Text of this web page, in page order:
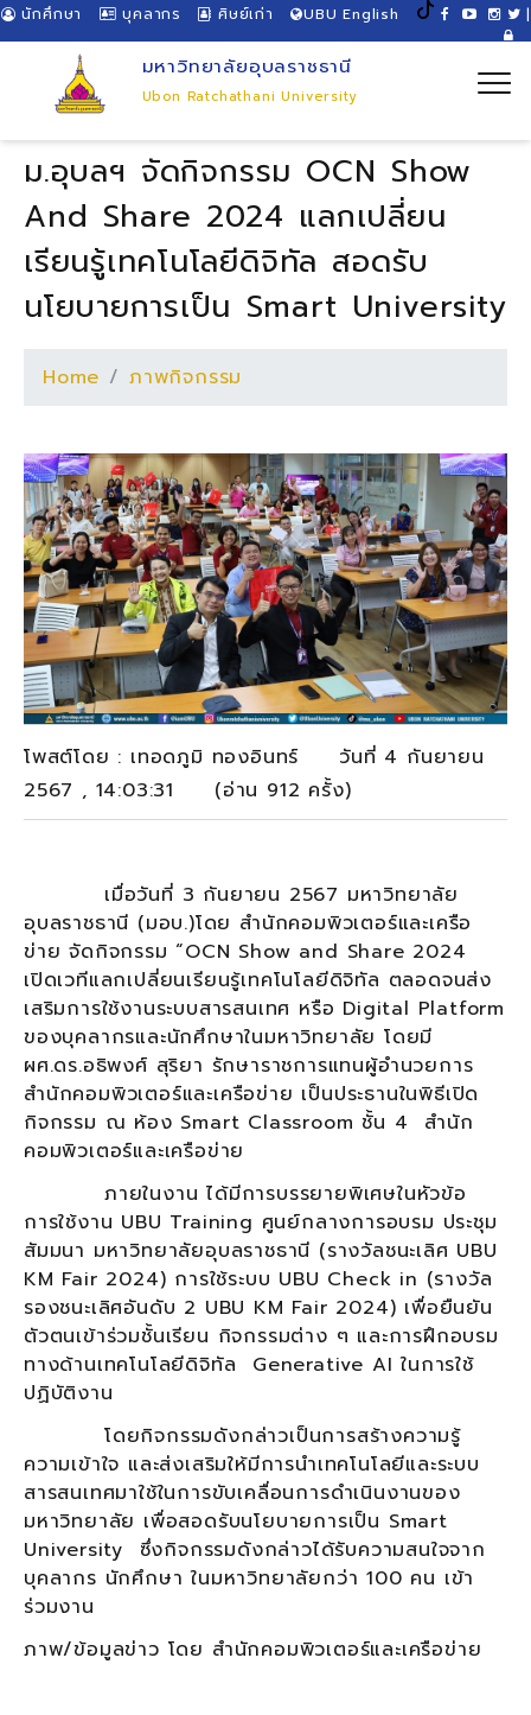
นักศึกษา บุคลากร ศิษย์เก่า UBU English |
มหาวิทยาลัยอุบลราชธานี
Ubon Ratchathani University
ม.อุบลฯ จัดกิจกรรม OCN Show
And Share 2024 แลกเปลี่ยน
เรียนรู้เทคโนโลยีดิจิทัล สอดรับ
นโยบายการเป็น Smart University
Home ภาพกิจกรรม
โพสต์โดย : เทอดภูมิ ทองอินทร์ วันที่ 4 กันยายน
2567 , 14:03:31 (อ่าน 912 ครั้ง)
เมื่อวันที่ 3 กันยายน 2567 มหาวิทยาลัย
อุบลราชธานี (มอบ.)โดย สำนักคอมพิวเตอร์และเครือ
ข่าย จัดกิจกรรม “OCN Show and Share 2024
เปิดเวทีแลกเปลี่ยนเรียนรู้เทคโนโลยีดิจิทัล ตลอดจนส่ง
เสริมการใช้งานระบบสารสนเทศ หรือ Digital Platform
ของบุคลากรและนักศึกษาในมหาวิทยาลัย โดยมี
ผศ.ดร.อธิพงศ์ สุริยา รักษาราชการแทนผู้อำนวยการ
สำนักคอมพิวเตอร์และเครือข่าย เป็นประธานในพิธีเปิด
กิจกรรม ณ ห้อง Smart Classroom ชั้น 4 สำนัก
คอมพิวเตอร์และเครือข่าย
ภายในงาน ได้มีการบรรยายพิเศษในหัวข้อ
การใช้งาน UBU Training ศูนย์กลางการอบรม ประชุม
สัมมนา มหาวิทยาลัยอุบลราชธานี (รางวัลชนะเลิศ UBU
KM Fair 2024) การใช้ระบบ UBU Check in (รางวัล
รองชนะเลิศอันดับ 2 UBU KM Fair 2024) เพื่อยืนยัน
ตัวตนเข้าร่วมชั้นเรียน กิจกรรมต่าง ๆ และการฝึกอบรม
ทางด้านเทคโนโลยีดิจิทัล Generative AI ในการใช้
ปฏิบัติงาน
โดยกิจกรรมดังกล่าวเป็นการสร้างความรู้
ความเข้าใจ และส่งเสริมให้มีการนำเทคโนโลยีและระบบ
สารสนเทศมาใช้ในการขับเคลื่อนการดำเนินงานของ
มหาวิทยาลัย เพื่อสอดรับนโยบายการเป็น Smart
University ซึ่งกิจกรรมดังกล่าวได้รับความสนใจจาก
บุคลากร นักศึกษา ในมหาวิทยาลัยกว่า 100 คน เข้า
ร่วมงาน
ภาพ/ข้อมูลข่าว โดย สำนักคอมพิวเตอร์และเครือข่าย